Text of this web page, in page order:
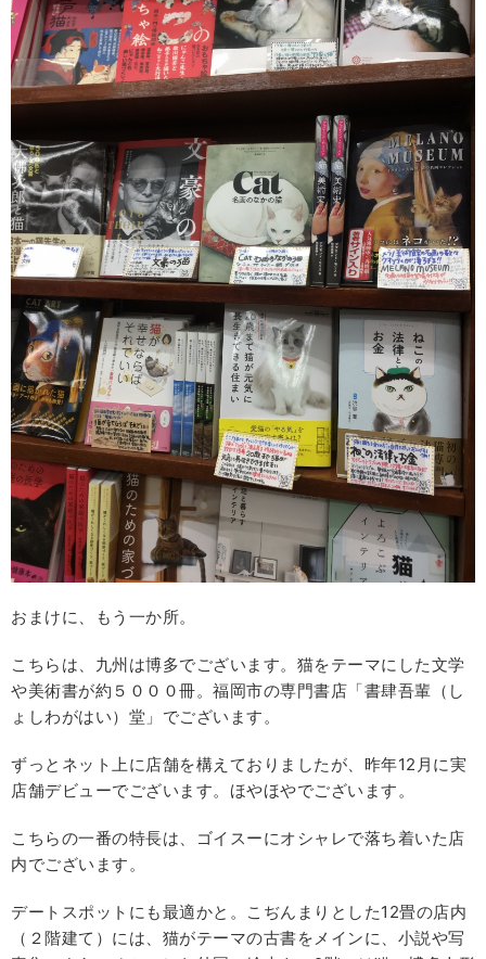
おまけに、もう一か所。
こちらは、九州は博多でございます。猫をテーマにした文学
や美術書が約５０００冊。福岡市の専門書店「書肆吾輩（し
ょしわがはい）堂」でございます。
ずっとネット上に店舗を構えておりましたが、昨年12月に実
店舗デビューでございます。ほやほやでございます。
こちらの一番の特長は、ゴイスーにオシャレで落ち着いた店
内でございます。
デートスポットにも最適かと。こぢんまりとした12畳の店内
（２階建て）には、猫がテーマの古書をメインに、小説や写